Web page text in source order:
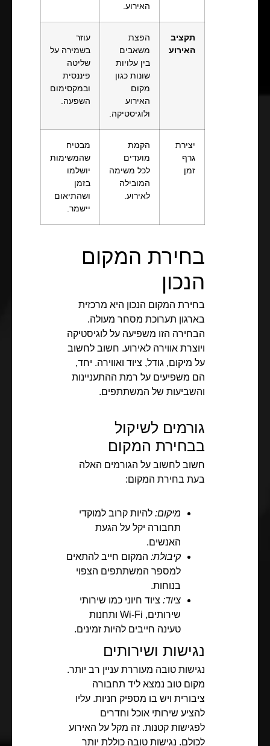
האירוע.
תקציב
האירוע
הפצת
משאבים
בין עלויות
שונות כגון
מקום
האירוע
ולוגיסטיקה.
עוזר
בשמירה על
שליטה
פיננסית
ובמקסימום
השפעה.
יצירת
גרף
זמן
הקמת
מועדים
לכל משימה
המובילה
לאירוע.
מבטיח
שהמשימות
יושלמו
בזמן
ושהתיאום
יישמר.
בחירת המקום
הנכון
בחירת המקום הנכון היא מרכזית
בארגון תערוכת מסחר מעולה.
הבחירה הזו משפיעה על לוגיסטיקה
ויוצרת אווירה לאירוע. חשוב לחשוב
על מיקום, גודל, ציוד ואווירה. יחד,
הם משפיעים על רמת ההתעניינות
והשביעות של המשתתפים.
גורמים לשיקול
בבחירת המקום
חשוב לחשוב על הגורמים האלה
בעת בחירת המקום:
מיקום: להיות קרוב למוקדי
תחבורה יקל על הגעת
האנשים.
קיבולת: המקום חייב להתאים
למספר המשתתפים הצפוי
בנוחות.
ציוד: ציוד חיוני כמו שירותי
שירותים, Wi-Fi ותחנות
טעינה חייבים להיות זמינים.
נגישות ושירותים
נגישות טובה מעוררת עניין רב יותר.
מקום טוב נמצא ליד תחבורה
ציבורית ויש בו מספיק חניות. עליו
להציע שירותי אוכל וחדרים
לפגישות קטנות. זה מקל על האירוע
לכולם. נגישות טובה כוללת יותר